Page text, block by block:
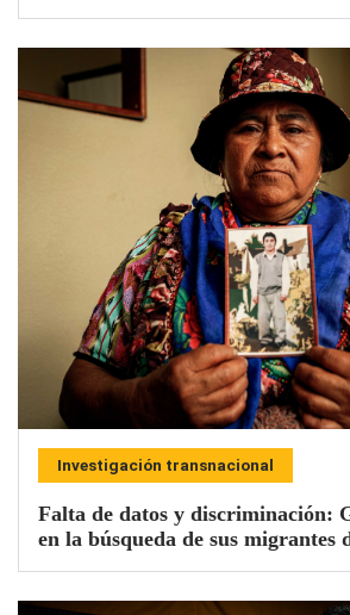
Investigación transnacional
Falta de datos y discriminación:
en la búsqueda de sus migrantes